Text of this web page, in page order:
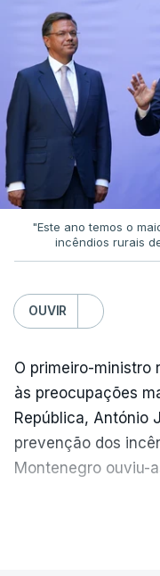
"Este ano temos o
incêndios rurais
OUVIR
O primeiro-ministro
às preocupações
República, António
prevenção dos
Montenegro ouviu-